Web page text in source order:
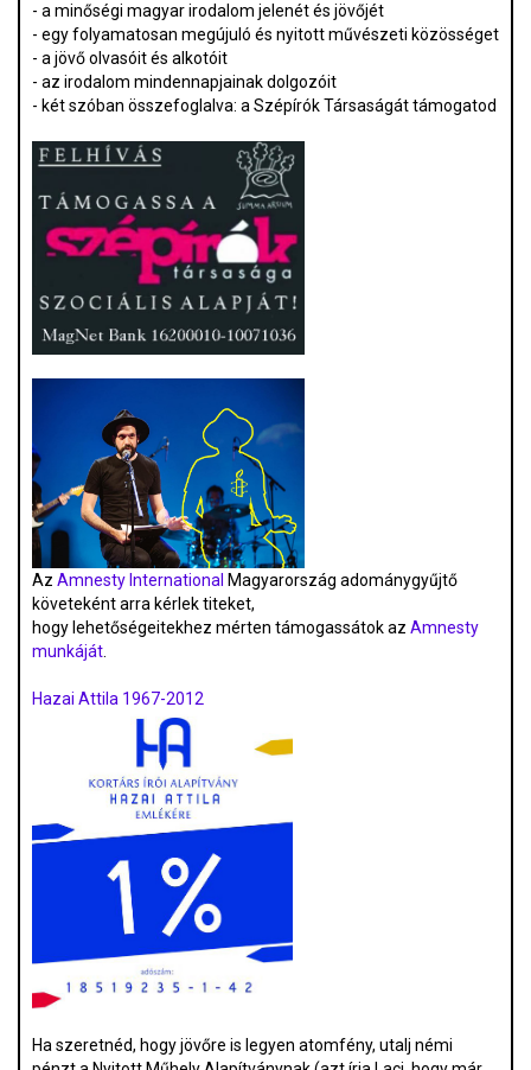
- a minőségi magyar irodalom jelenét és jövőjét
- egy folyamatosan megújuló és nyitott művészeti közösséget
- a jövő olvasóit és alkotóit
- az irodalom mindennapjainak dolgozóit
- két szóban összefoglalva: a Szépírók Társaságát támogatod
Az Amnesty International Magyarország adománygyűjtő
követeként arra kérlek titeket,
hogy lehetőségeitekhez mérten támogassátok az Amnesty
munkáját.
Hazai Attila 1967-2012
Ha szeretnéd, hogy jövőre is legyen atomfény, utalj némi